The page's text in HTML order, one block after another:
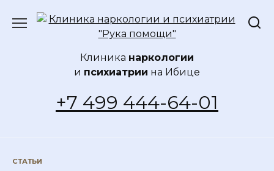
Клиника наркологии
и психиатрии на Ибице
+7 499 444-64-01
СТАТЬИ